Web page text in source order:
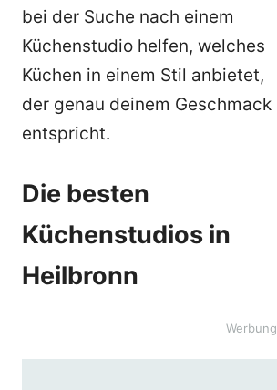
bei der Suche nach einem
Küchenstudio helfen, welches
Küchen in einem Stil anbietet,
der genau deinem Geschmack
entspricht.
Die besten
Küchenstudios in
Heilbronn
Werbung